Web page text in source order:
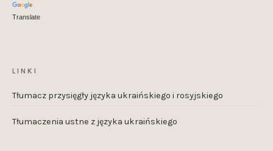
Translate
LINKI
Tłumacz przysięgły języka ukraińskiego i rosyjskiego
Tłumaczenia ustne z języka ukraińskiego